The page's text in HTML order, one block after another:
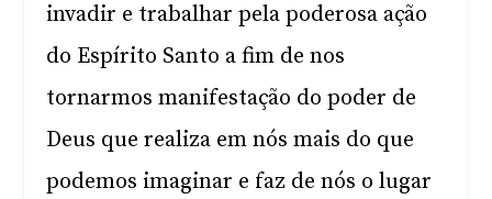
invadir e trabalhar pela poderosa ação
do Espírito Santo a fim de nos
tornarmos manifestação do poder de
Deus que realiza em nós mais do que
podemos imaginar e faz de nós o lugar